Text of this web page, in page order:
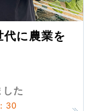
代に農業を
た
30